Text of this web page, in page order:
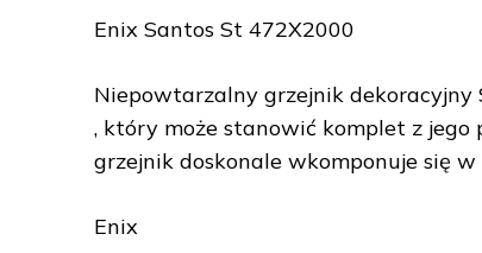
Enix Santos St 472X2000
Niepowtarzalny grzejnik dekoracyjny
, który może stanowić komplet z jego
grzejnik doskonale wkomponuje się
Enix